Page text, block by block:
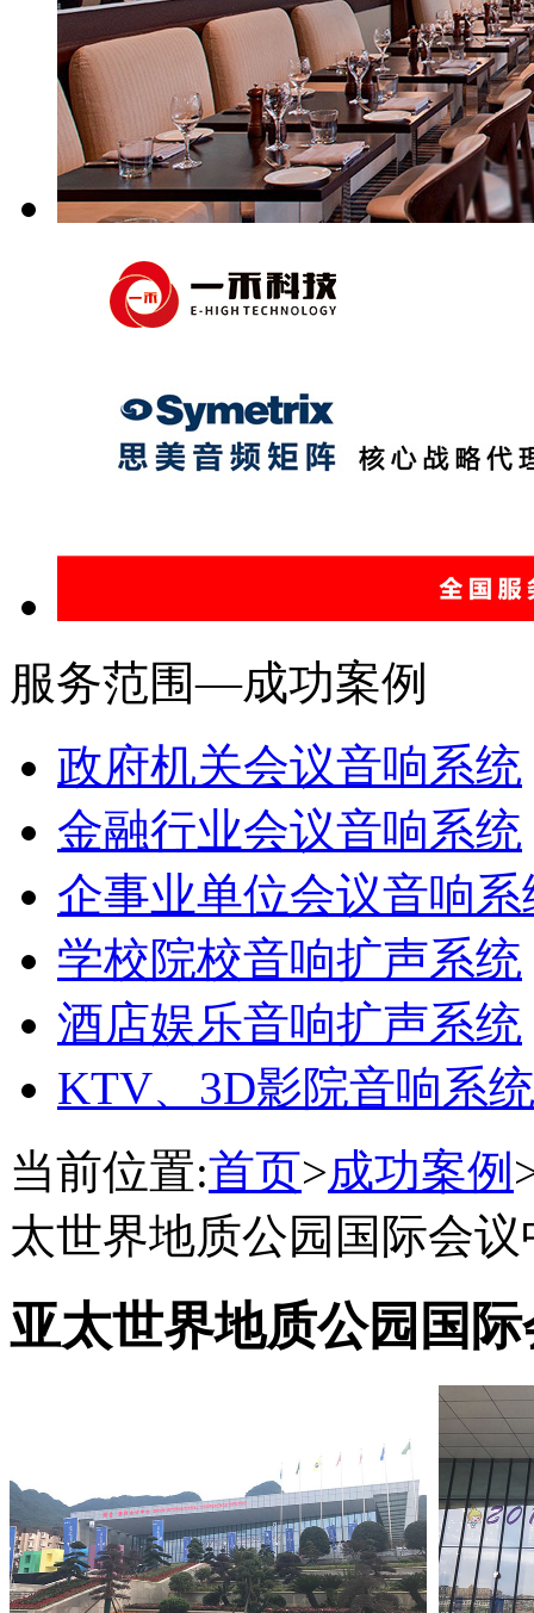
服务范围—成功案例
政府机关会议音响系统
金融行业会议音响系统
企事业单位会议音响系
学校院校音响扩声系统
酒店娱乐音响扩声系统
KTV、3D影院音响系统
当前位置:首页>成功案例
太世界地质公园国际会
亚太世界地质公园国